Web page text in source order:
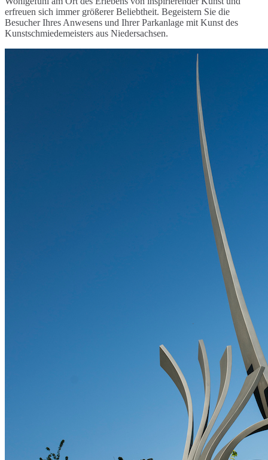
erfreuen sich immer größerer Beliebtheit. Begeistern Sie die
Besucher Ihres Anwesens und Ihrer Parkanlage mit Kunst des
Kunstschmiedemeisters aus Niedersachsen.